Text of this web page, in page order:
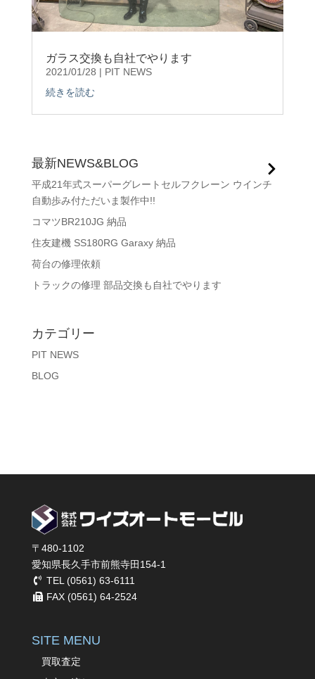
ガラス交換も自社でやります
2021/01/28 | PIT NEWS
続きを読む
最新NEWS&BLOG
平成21年式スーパーグレートセルフクレーン ウインチ
自動歩み付ただいま製作中!!
コマツBR210JG 納品
住友建機 SS180RG Garaxy 納品
荷台の修理依頼
トラックの修理 部品交換も自社でやります
カテゴリー
PIT NEWS
BLOG
〒480-1102
愛知県長久手市前熊寺田154-1
TEL (0561) 63-6111
FAX (0561) 64-2524
SITE MENU
買取査定